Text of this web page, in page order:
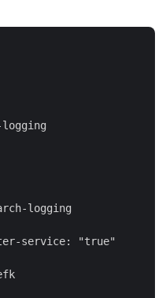
logging
service: "true"